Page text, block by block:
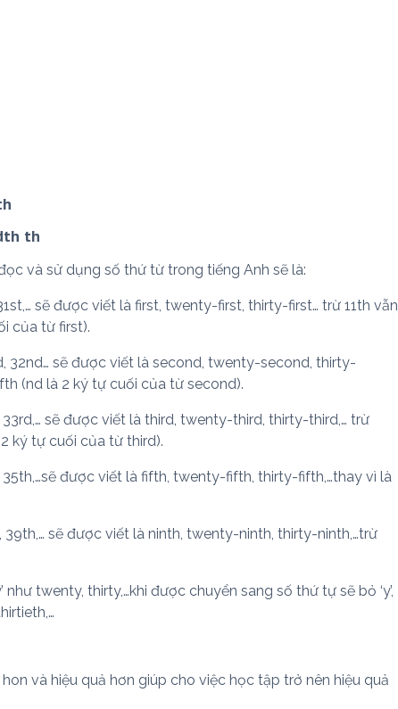
th
và sử dụng số thứ từ trong tiếng Anh sẽ là:
sẽ được viết là first, twenty-first, thirty-first… trừ 11th vẫn
của từ first).
32nd… sẽ được viết là second, twenty-second, thirty-
(nd là 2 ký tự cuối của từ second).
sẽ được viết là third, twenty-third, thirty-third,… trừ
ký tự cuối của từ third).
được viết là fifth, twenty-fifth, thirty-fifth,…thay vì là
sẽ được viết là ninth, twenty-ninth, thirty-ninth,…trừ
twenty, thirty,…khi được chuyển sang số thứ tự sẽ bỏ ‘y’,
và hiệu quả hơn giúp cho việc học tập trở nên hiệu quả